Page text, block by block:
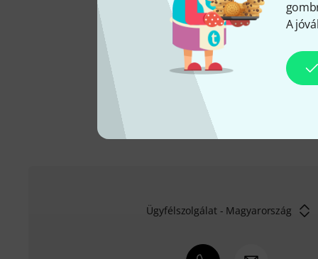
A
3 éves Thomann-
garanciát is. Komoly
szolgáltatásokat is
A gyártóval
Ügyfélszolgálat - Magyarország